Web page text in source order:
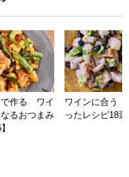
で作る ワイ
るおつまみ
ワインに合う
ったレシピ18